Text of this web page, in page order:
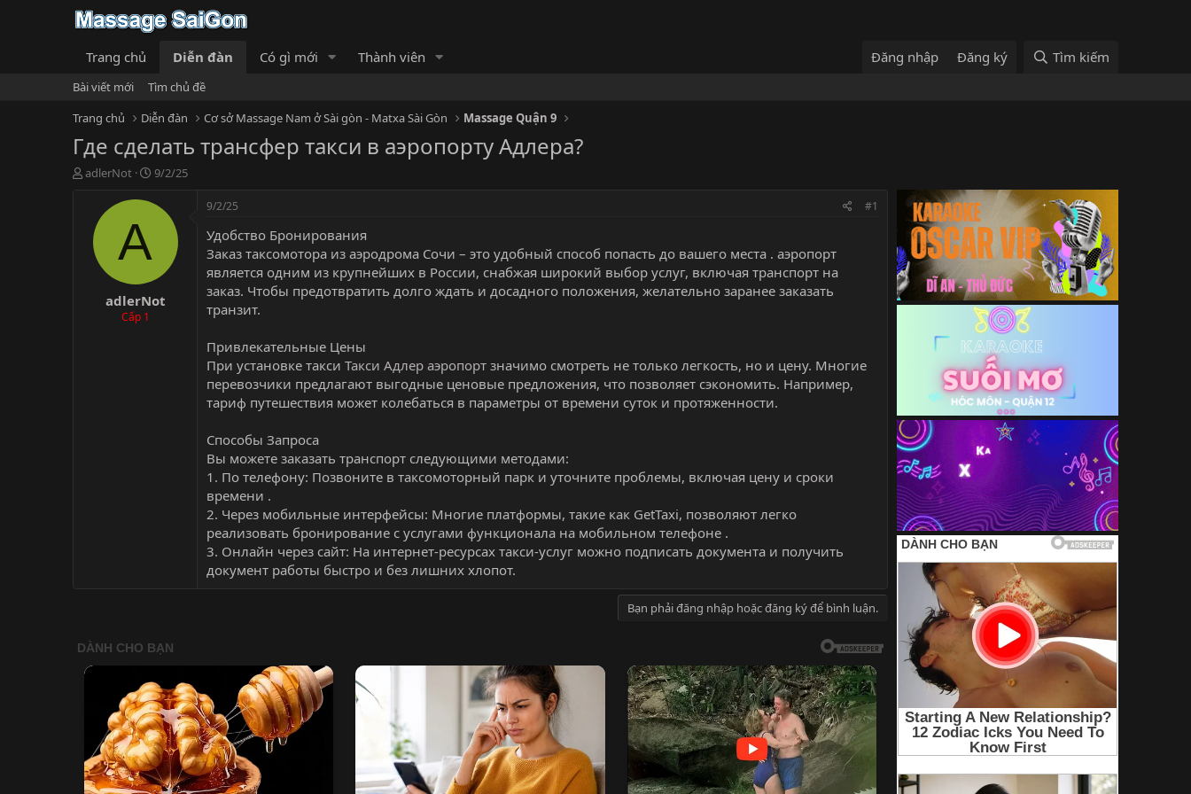
Trang chủ Diễn đàn Có gì mới Thành viên Đăng nhập Đăng ký Tìm kiếm
Bài viết mới
Tìm chủ đề
Trang chủ
Diễn đàn Cơ sở Massage Nam ở Sài gòn - Matxa Sài Gòn Massage Quận 9
Где сделать трансфер такси в аэропорту Адлера?
T
adlerNot
N
à
9/2/25
A
adlerNot
Cấp 1
9/2/25 #1
Удобство Бронирования
Заказ таксомотора из аэродрома Сочи – это удобный способ попасть до вашего места . аэропорт
является одним из крупнейших в России, снабжая широкий выбор услуг, включая транспорт на
заказ. Чтобы предотвратить долго ждать и досадного положения, желательно заранее заказать
транзит.
Привлекательные Цены
При установке такси Такси Адлер аэропорт значимо смотреть не только легкость, но и цену. Многие
перевозчики предлагают выгодные ценовые предложения, что позволяет сэкономить. Например,
тариф путешествия может колебаться в параметры от времени суток и протяженности.
Способы Запроса
Вы можете заказать транспорт следующими методами:
1. По телефону: Позвоните в таксомоторный парк и уточните проблемы, включая цену и сроки
времени .
2. Через мобильные интерфейсы: Многие платформы, такие как GetTaxi, позволяют легко
реализовать бронирование с услугами функционала на мобильном телефоне .
3. Онлайн через сайт: На интернет-ресурсах такси-услуг можно подписать документа и получить
документ работы быстро и без лишних хлопот.
Bạn phải đăng nhập hoặc đăng ký để bình luận.